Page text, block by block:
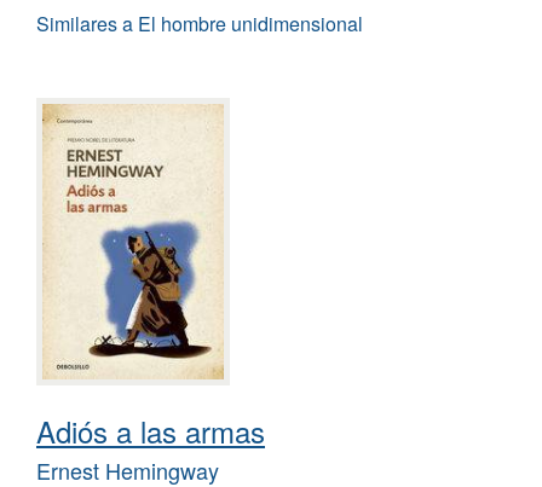
Similares a El hombre unidimensional
Adiós a las armas
Ernest Hemingway